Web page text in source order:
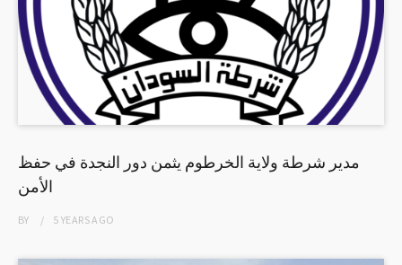
مدير شرطة ولاية الخرطوم يثمن دور النجدة في حفظ
الأمن
BY 5 YEARSAGO